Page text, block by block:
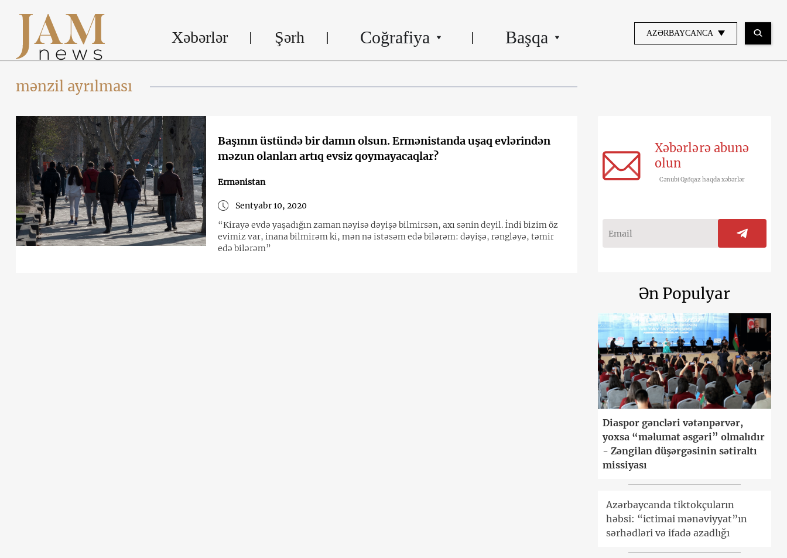
Xəbərlər Şərh Coğrafiya Başqa AZƏRBAYCANCA
mənzil ayrılması
Başının üstündə bir damın olsun. Ermənistanda uşaq evlərindən
məzun olanları artıq evsiz qoymayacaqlar?
Ermənistan
Sentyabr 10, 2020
“Kirayə evdə yaşadığın zaman nəyisə dəyişə bilmirsən, axı sənin deyil. İndi bizim öz
evimiz var, inana bilmirəm ki, mən nə istəsəm edə bilərəm: dəyişə, rəngləyə, təmir
edə bilərəm”
Xəbərlərə abunə
olun
Cənubi Qafqaz haqda xəbərlər
Ən Populyar
Diaspor gəncləri vətənpərvər,
yoxsa “məlumat əsgəri” olmalıdır
- Zəngilan düşərgəsinin sətiraltı
missiyası
Azərbaycanda tiktokçuların
həbsi: “ictimai mənəviyyat”ın
sərhədləri və ifadə azadlığı